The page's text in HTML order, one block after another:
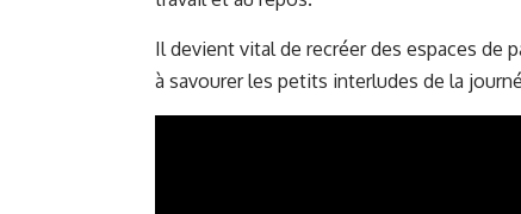
Il devient vital de recréer des espaces de
à savourer les petits interludes de la